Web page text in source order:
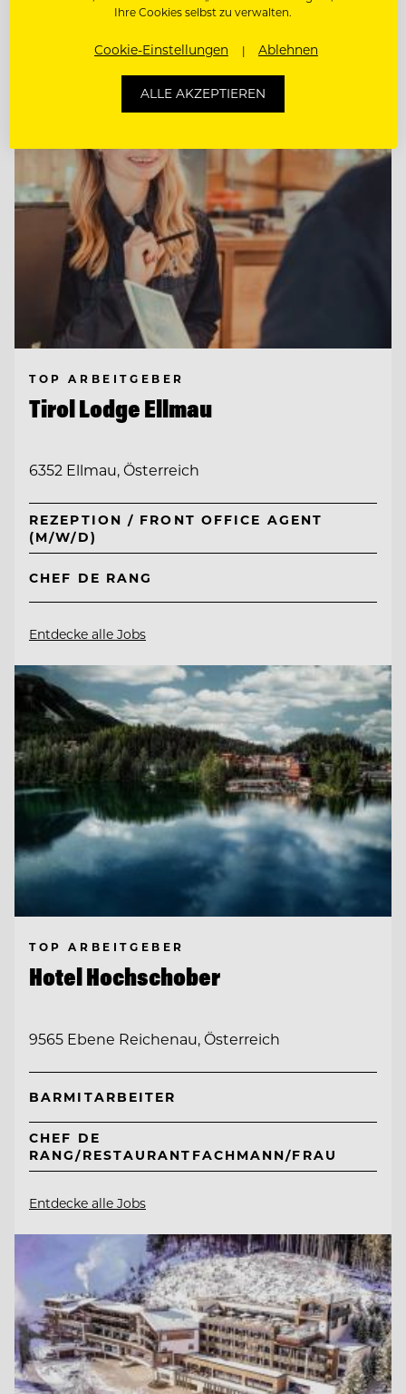
CHEF DE RANG / BARKEEPER
TOP ARBEITGEBER
Tirol Lodge Ellmau
6352 Ellmau, Österreich
REZEPTION / FRONT OFFICE AGENT
(M/W/D)
CHEF DE RANG
Entdecke alle Jobs
TOP ARBEITGEBER
Hotel Hochschober
9565 Ebene Reichenau, Österreich
BARMITARBEITER
CHEF DE
RANG/RESTAURANTFACHMANN/FRAU
Entdecke alle Jobs
Ihre Cookies selbst zu verwalten.
Cookie-Einstellungen Ablehnen
ALLE AKZEPTIEREN